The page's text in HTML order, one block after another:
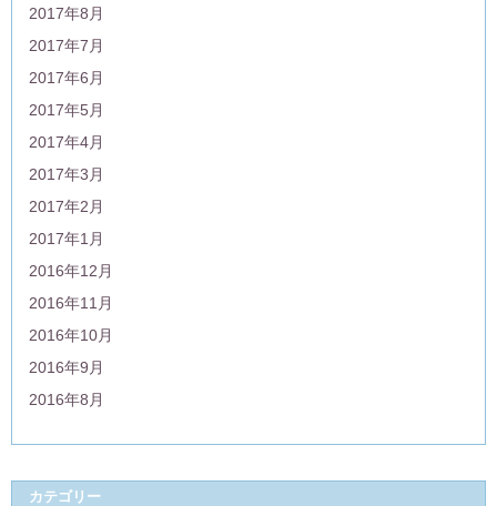
2017年8月
2017年7月
2017年6月
2017年5月
2017年4月
2017年3月
2017年2月
2017年1月
2016年12月
2016年11月
2016年10月
2016年9月
2016年8月
カテゴリー